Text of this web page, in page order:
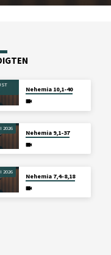
Nehemia 10,1-40
2026
Nehemia 9,1-37
2026
Nehemia 7,4–8,18